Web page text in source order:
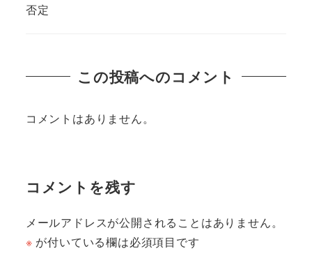
否定
この投稿へのコメント
コメントはありません。
コメントを残す
メールアドレスが公開されることはありません。
※ が付いている欄は必須項目です